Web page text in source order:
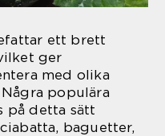
ett brett
ger
med olika
populära
på detta sätt
baguetter,